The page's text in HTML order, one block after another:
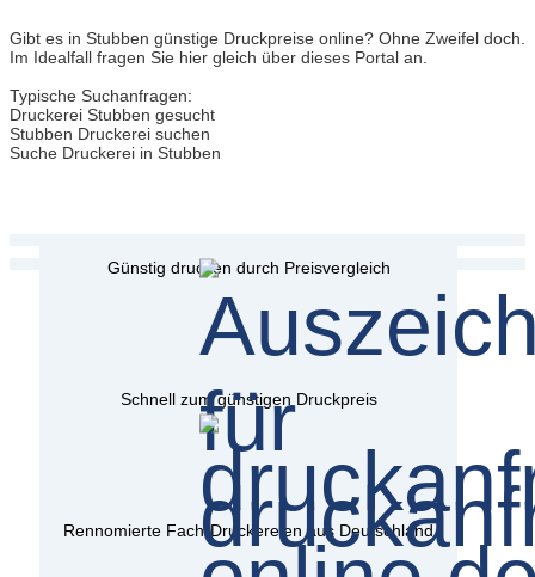
Gibt es in Stubben günstige Druckpreise online? Ohne Zweifel doch.
Im Idealfall fragen Sie hier gleich über dieses Portal an.
Typische Suchanfragen:
Druckerei Stubben gesucht
Stubben Druckerei suchen
Suche Druckerei in Stubben
Günstig drucken durch Preisvergleich
Schnell zum günstigen Druckpreis
Rennomierte Fach-Druckereien aus Deutschland